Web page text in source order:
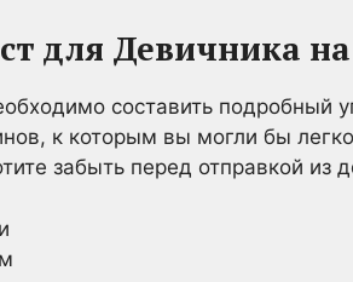
для Девичника
составить подробный
к которым вы могли бы
забыть перед отправкой из